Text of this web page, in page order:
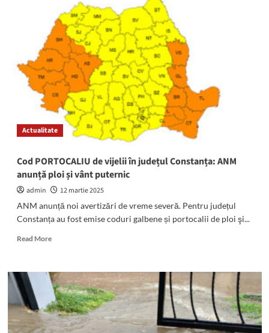
PORTOCALIU
de
furtuni
violente
și
grindină
în
județul
Constanța:
Ce
transmite
Prefectura
Actualitate
Cod PORTOCALIU de vijelii în județul Constanța: ANM
anunță ploi și vânt puternic
admin
12 martie 2025
ANM anunță noi avertizări de vreme severă. Pentru județul
Constanța au fost emise coduri galbene și portocalii de ploi şi...
Read MoreRead
Cod
PORTOCALIU
de
vijelii
în
județul